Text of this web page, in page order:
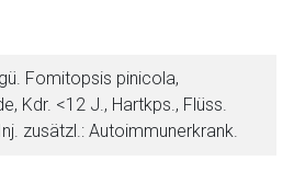
Fomitopsis pinicola,
Kdr. <12 J., Hartkps., Flüss.
zusätzl.: Autoimmunerkrank.
externen Web-Seite ist deren
zur rote-liste.de Zur Seite